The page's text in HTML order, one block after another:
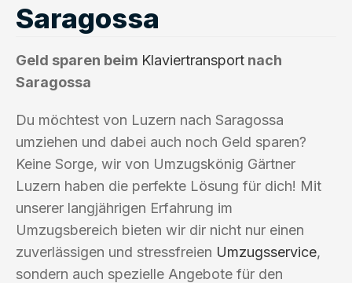
Saragossa
Geld sparen beim Klaviertransport nach
Saragossa
Du möchtest von Luzern nach Saragossa
umziehen und dabei auch noch Geld sparen?
Keine Sorge, wir von Umzugskönig Gärtner
Luzern haben die perfekte Lösung für dich! Mit
unserer langjährigen Erfahrung im
Umzugsbereich bieten wir dir nicht nur einen
zuverlässigen und stressfreien Umzugsservice,
sondern auch spezielle Angebote für den